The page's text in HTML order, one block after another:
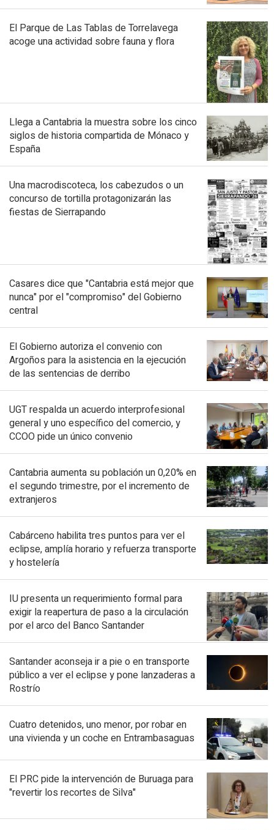
El Parque de Las Tablas de Torrelavega
acoge una actividad sobre fauna y flora
Llega a Cantabria la muestra sobre los cinco
siglos de historia compartida de Mónaco y
España
Una macrodiscoteca, los cabezudos o un
concurso de tortilla protagonizarán las
fiestas de Sierrapando
Casares dice que "Cantabria está mejor que
nunca" por el "compromiso" del Gobierno
central
El Gobierno autoriza el convenio con
Argoños para la asistencia en la ejecución
de las sentencias de derribo
UGT respalda un acuerdo interprofesional
general y uno específico del comercio, y
CCOO pide un único convenio
Cantabria aumenta su población un 0,20% en
el segundo trimestre, por el incremento de
extranjeros
Cabárceno habilita tres puntos para ver el
eclipse, amplía horario y refuerza transporte
y hostelería
IU presenta un requerimiento formal para
exigir la reapertura de paso a la circulación
por el arco del Banco Santander
Santander aconseja ir a pie o en transporte
público a ver el eclipse y pone lanzaderas a
Rostrío
Cuatro detenidos, uno menor, por robar en
una vivienda y un coche en Entrambasaguas
El PRC pide la intervención de Buruaga para
"revertir los recortes de Silva"